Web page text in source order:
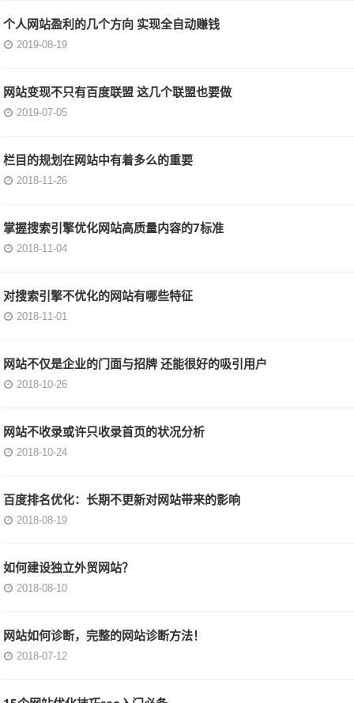
个人网站盈利的几个方向 实现全自动赚钱
2019-08-19
网站变现不只有百度联盟 这几个联盟也要做
2019-07-05
栏目的规划在网站中有着多么的重要
2018-11-26
掌握搜索引擎优化网站高质量内容的7标准
2018-11-04
对搜索引擎不优化的网站有哪些特征
2018-11-01
网站不仅是企业的门面与招牌 还能很好的吸引用户
2018-10-26
网站不收录或许只收录首页的状况分析
2018-10-24
百度排名优化：长期不更新对网站带来的影响
2018-08-19
如何建设独立外贸网站？
2018-08-10
网站如何诊断，完整的网站诊断方法！
2018-07-12